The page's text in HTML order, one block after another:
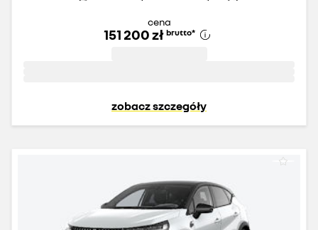
cena
151 200 zł brutto*
zobacz szczegóły